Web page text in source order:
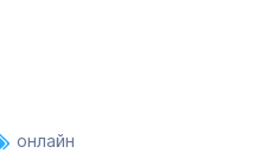
онлайн